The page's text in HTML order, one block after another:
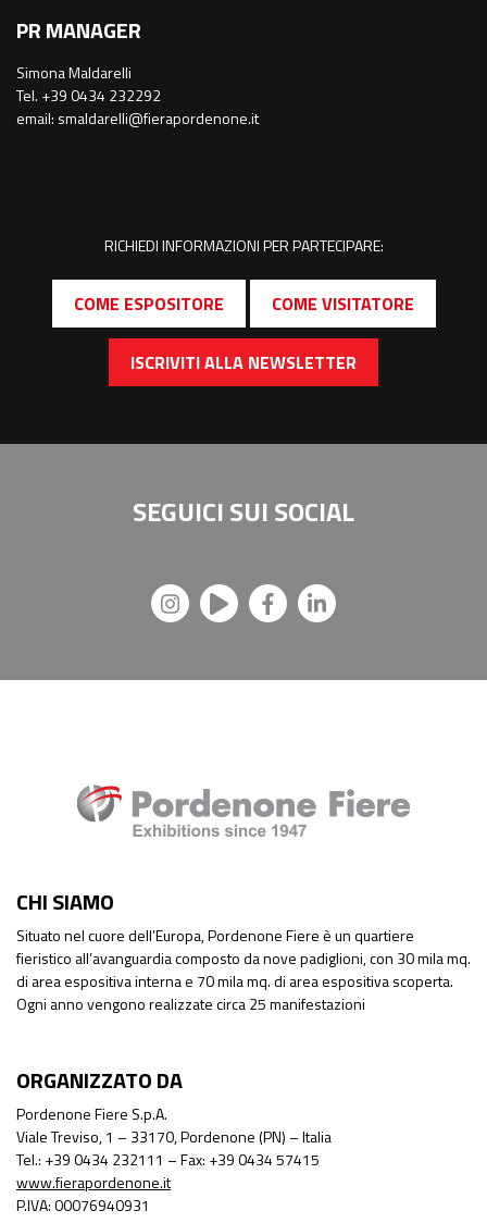
PR MANAGER
Simona Maldarelli
Tel. +39 0434 232292
email: smaldarelli@fierapordenone.it
RICHIEDI INFORMAZIONI PER PARTECIPARE:
COME ESPOSITORE COME VISITATORE
ISCRIVITI ALLA NEWSLETTER
SEGUICI SUISOCIAL
CHI SIAMO
Situato nel cuore dell’Europa, Pordenone Fiere è un quartiere
fieristico all’avanguardia composto da nove padiglioni, con 30 mila mq.
di area espositiva interna e 70 mila mq. di area espositiva scoperta.
Ogni anno vengono realizzate circa 25 manifestazioni
ORGANIZZATO DA
Pordenone Fiere S.p.A.
Viale Treviso, 1 – 33170, Pordenone (PN) – Italia
Tel.: +39 0434 232111 – Fax: +39 0434 57415
www.fierapordenone.it
P.IVA: 00076940931